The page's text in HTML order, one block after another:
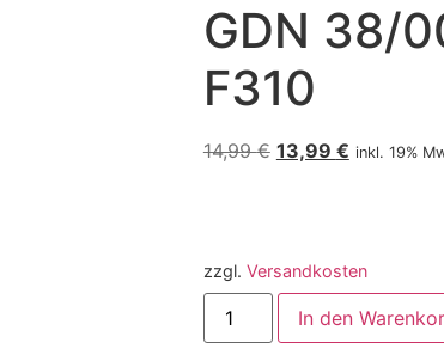
GDN 38/
F310
14,99€ 13,99 € inkl. 19%
zzgl. Versandkosten
In den